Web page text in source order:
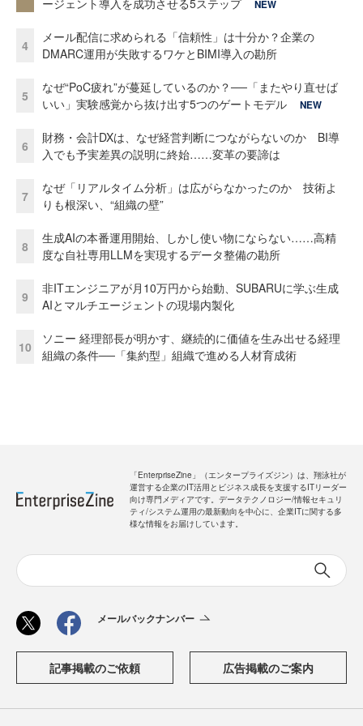
ージェント導入を成功させる5ステップ NEW
4
メール配信に求められる「信頼性」は十分か？企業の
DMARC運用が失敗するワケとBIMI導入の勘所
5
なぜ“PoC疲れ”が蔓延しているのか？──「またやり直せば
いい」実験感覚から抜け出す5つのゲートモデル
NEW
6
財務・会計DXは、なぜ経営判断につながらないのか BI導
入でも予実差異の説明に終始……変革の要諦は
7
なぜ「リアルタイム分析」は広がらなかったのか 技術よ
りも根深い、“組織の壁”
8
生成AIの本番運用開始、しかし使い物にならない……高精
度な自社専用LLMを実現するデータ整備の勘所
9
非ITエンジニアが月10万円から始動、SUBARUに学ぶ生成
AIとマルチエージェントの現場内製化
10
ソニー 経理部長が明かす、継続的に価値を生み出せる経理
組織の条件──「集約型」組織で進める人材育成術
「EnterpriseZine」（エンタープライズジン）は、翔泳社が
運営する企業のIT活用とビジネス成長を支援するITリーダー
向け専門メディアです。データテクノロジー/情報セキュリ
ティ/システム運用の最新動向を中心に、企業ITに関する多
様な情報をお届けしています。
メールバックナンバー
記事掲載のご依頼 広告掲載のご案内